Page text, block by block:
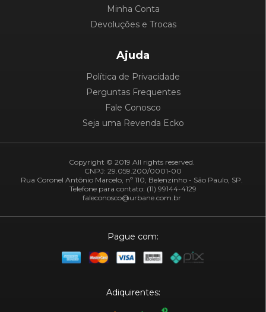
Minha Conta
Devoluções e Trocas
Ajuda
Política de Privacidade
Perguntas Frequentes
Fale Conosco
Seja uma Revenda Ecko
Copyright © 2019 All rights reserved.
CNPJ: 29.059.200/0001-00
Rua Coronel Antônio Marcelo, nº 110, Belenzinho - São Paulo, SP.
Telefone para contato: (11) 99144-4129
faleconosco@urbane.com.br
Pague com:
Adiquirentes: